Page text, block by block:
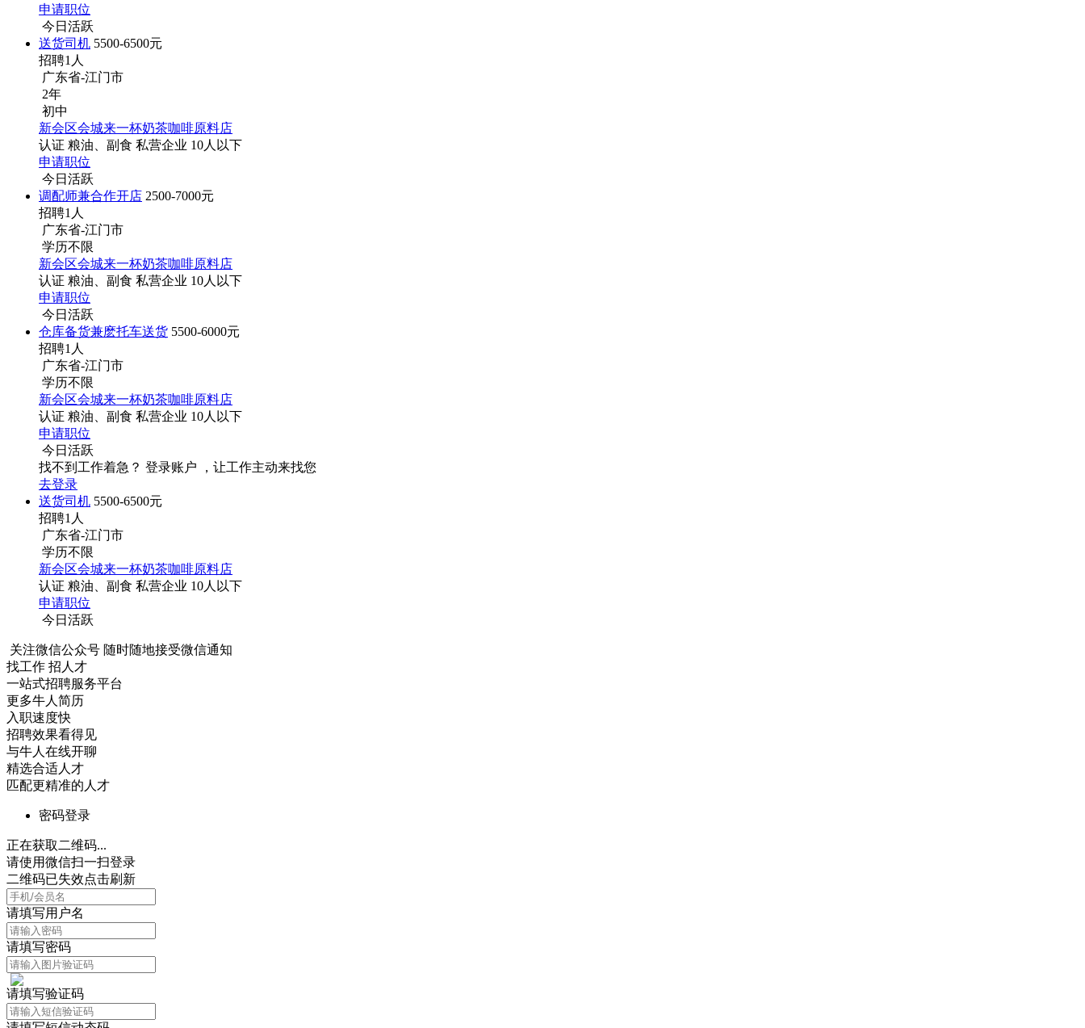
申请职位
今日活跃
送货司机 5500-6500元
招聘1人
广东省-江门市
2年
初中
新会区会城来一杯奶茶咖啡原料店
认证 粮油、副食 私营企业 10人以下
申请职位
今日活跃
调配师兼合作开店 2500-7000元
招聘1人
广东省-江门市
学历不限
新会区会城来一杯奶茶咖啡原料店
认证 粮油、副食 私营企业 10人以下
申请职位
今日活跃
仓库备货兼麽托车送货 5500-6000元
招聘1人
广东省-江门市
学历不限
新会区会城来一杯奶茶咖啡原料店
认证 粮油、副食 私营企业 10人以下
申请职位
今日活跃
找不到工作着急？ 登录账户 ，让工作主动来找您
去登录
送货司机 5500-6500元
招聘1人
广东省-江门市
学历不限
新会区会城来一杯奶茶咖啡原料店
认证 粮油、副食 私营企业 10人以下
申请职位
今日活跃
关注微信公众号 随时随地接受微信通知
找工作 招人才
一站式招聘服务平台
更多牛人简历
入职速度快
招聘效果看得见
与牛人在线开聊
精选合适人才
匹配更精准的人才
密码登录
正在获取二维码...
请使用微信扫一扫登录
二维码已失效点击刷新
请填写用户名
请填写密码
请填写验证码